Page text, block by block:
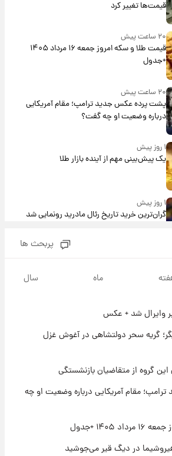
قیمت‌ها تغییر کرد
۲۰ ساعت پیش
قیمت طلا و سکه امروز جمعه ۱۶ مرداد ۱۴۰۵
+جدول
۲۰ ساعت پیش
پشت پرده عکس جدید ترامپ؛ مقام آمریکایی
درباره وضعیت او چه گفت؟
۱ روز پیش
یک پیش‌بینی مهم از آینده بازار طلا
۱ روز پیش
گران‌ترین خرید تاریخ رئال مادرید رونمایی شد
روزها پربارش‌تر خواهند بود؟
۱ روز پیش
شد؛ تیکدری، محبی و سرگیف با اعداد ویژه
۱ روز پیش
شد+فیلم
۱ روز پیش
تغییر تند قیمت محصولات ایران‌خودرو و سایپا
امروز پنجشنبه ۱۵ مرداد ۱۴۰۵ +جدول
پربحث ها
ماه سال
وایرال شد + عکس
گریه سحر دولتشاهی در آغوش غزل
مقام آمریکایی درباره وضعیت او چه
+جدول
در دیگ قیر می‌جوشید